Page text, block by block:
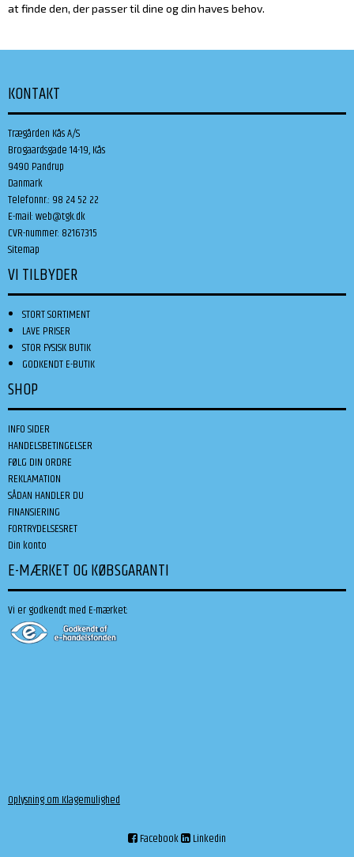
at finde den, der passer til dine og din haves behov.
KONTAKT
Trægården Kås A/S
Brogaardsgade 14-19, Kås
9490 Pandrup
Danmark
Telefonnr.: 98 24 52 22
E-mail:web@tgk.dk
CVR-nummer: 82167315
Sitemap
VI TILBYDER
STORT SORTIMENT
LAVE PRISER
STOR FYSISK BUTIK
GODKENDT E-BUTIK
SHOP
INFO SIDER
HANDELSBETINGELSER
FØLG DIN ORDRE
REKLAMATION
SÅDAN HANDLER DU
FINANSIERING
FORTRYDELSESRET
Din konto
E-MÆRKET OG KØBSGARANTI
Vi er godkendt med E-mærket:
Oplysning om Klagemulighed
Facebook Linkedin